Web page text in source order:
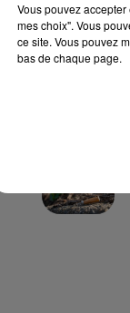
Vous pouvez
mes choix". Vous
ce site. Vous pouvez
bas de chaque page.